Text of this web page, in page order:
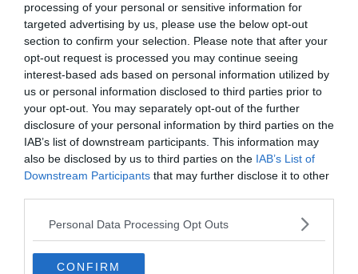
processing of your personal or sensitive information for
targeted advertising by us, please use the below opt-out
section to confirm your selection. Please note that after your
opt-out request is processed you may continue seeing
interest-based ads based on personal information utilized by
us or personal information disclosed to third parties prior to
your opt-out. You may separately opt-out of the further
disclosure of your personal information by third parties on the
IAB’s list of downstream participants. This information may
also be disclosed by us to third parties on the IAB’s List of
Downstream Participants that may further disclose it to other
Personal Data Processing Opt Outs
CONFIRM
2020.01.29. Adam
Atletico Madrid :Cavani
kérdéses, Joao Felix biztosan
nem lesz a pályán a derbyn
Egyre gyűlnek a fellegek az Atletico Madrid egén. Miközben
ezekben a percekben is folyhatnak a tárgyalások Edison Cavani
leigazolása ügyében, újabb rossz hírt kaptak a szurkolók.